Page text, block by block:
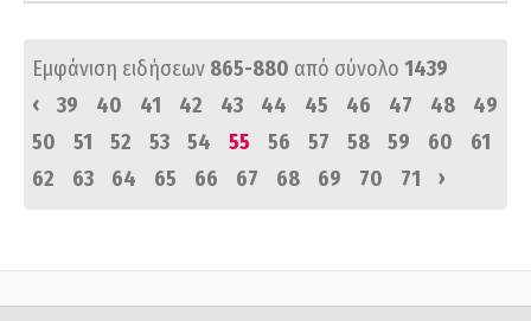
Εμφάνιση ειδήσεων 865-880 από σύνολο 1439
‹
39 40 41 42 43 44 45 46 47 48
49
50
51 52 53 54 55 56 57 58 59 60
61
62
63 64 65 66 67 68 69 70 71 ›